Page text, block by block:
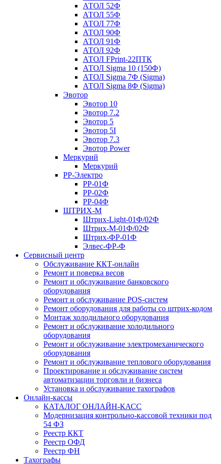
АТОЛ 52Ф
АТОЛ 55Ф
АТОЛ 77Ф
АТОЛ 90Ф
АТОЛ 91Ф
АТОЛ 92Ф
АТОЛ FPrint-22ПТК
АТОЛ Sigma 10 (150Ф)
АТОЛ Sigma 7Ф (Sigma)
АТОЛ Sigma 8Ф (Sigma)
Эвотор
Эвотор 10
Эвотор 7.2
Эвотор 5
Эвотор 5I
Эвотор 7.3
Эвотор Power
Меркурий
Меркурий
РР-Электро
РР-01Ф
РР-02Ф
РР-04Ф
ШТРИХ-М
Штрих-Light-01Ф/02Ф
Штрих-М-01Ф/02Ф
Штрих-ФР-01Ф
Элвес-ФР-Ф
Сервисный центр
Обслуживание ККТ-онлайн
Ремонт и поверка весов
Ремонт и обслуживание банковского
оборудования
Ремонт и обслуживание POS-систем
Ремонт оборудования для работы со штрих-кодом
Монтаж холодильного оборудования
Ремонт и обслуживание холодильного
оборудования
Ремонт и обслуживание электромеханического
оборудования
Ремонт и обслуживание теплового оборудования
Проектирование и обслуживание систем
автоматизации торговли и бизнеса
Установка и обслуживание тахографов
Онлайн-кассы
КАТАЛОГ ОНЛАЙН-КАСС
Модернизация контрольно-кассовой техники под
54 ФЗ
Реестр ККТ
Реестр ОФД
Реестр ФН
Тахографы